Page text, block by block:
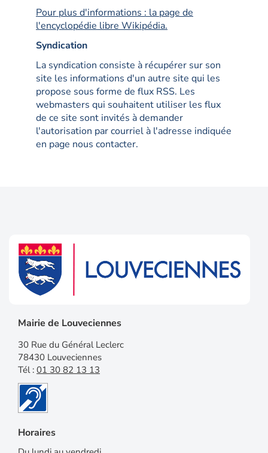
Pour plus d'informations : la page de
l'encyclopédie libre Wikipédia.
Syndication
La syndication consiste à récupérer sur son
site les informations d'un autre site qui les
propose sous forme de flux RSS. Les
webmasters qui souhaitent utiliser les flux
de ce site sont invités à demander
l'autorisation par courriel à l'adresse indiquée
en page nous contacter.
Mairie de Louveciennes
30 Rue du Général Leclerc
78430 Louveciennes
Tél : 01 30 82 13 13
Horaires